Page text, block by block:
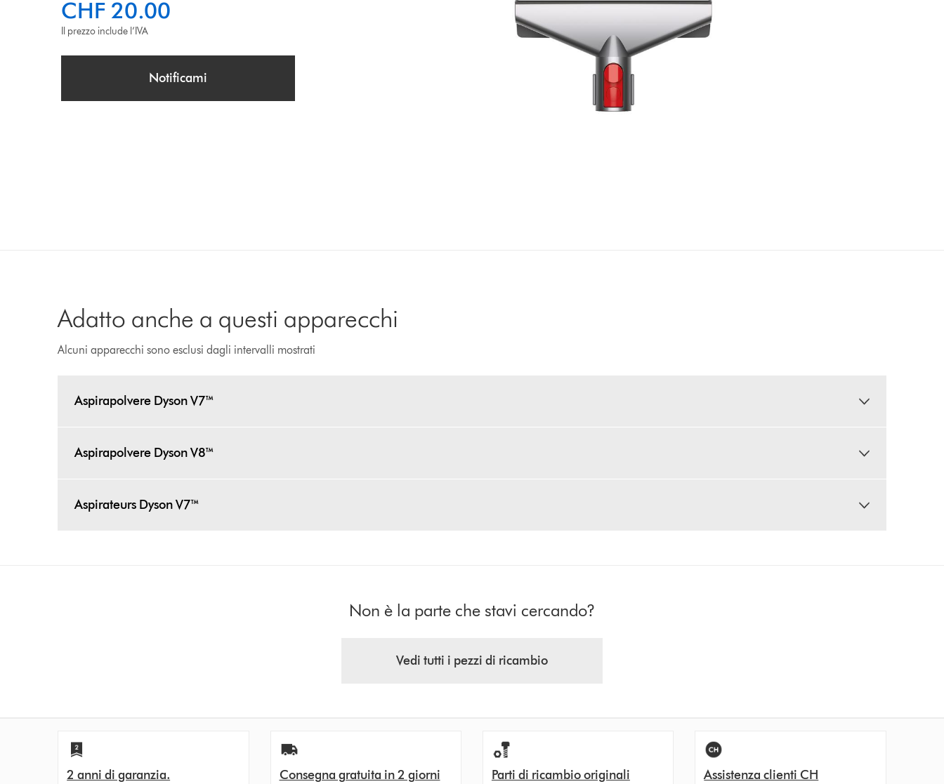
CHF 20.00
Il prezzo include l’IVA
Notificami
Adatto anche a questi apparecchi
Alcuni apparecchi sono esclusi dagli intervalli mostrati
Aspirapolvere Dyson V7™
Aspirapolvere Dyson V8™
Aspirateurs Dyson V7™
Non è la parte che stavi cercando?
Vedi tutti i pezzi di ricambio
2 anni di garanzia.
Consegna gratuita in 2 giorni
Parti di ricambio originali
Assistenza clienti CH